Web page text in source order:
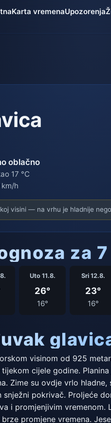
Karta vremenaUpozorenja
oblačno
17 °C
h
visini — na vrhu je hladnije
za
Uto 11.8.
26°
16°
Sri 12.8.
23°
16°
visinom od 925
cijele godine.
Zime su ovdje vrlo
pokrivač. Proljeće
i promjenjivim
promjene vremena.